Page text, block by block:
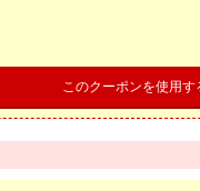
このクーポンを使用す